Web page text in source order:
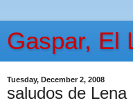
Gaspar, El
Tuesday, December 2, 2008
saludos de Lena